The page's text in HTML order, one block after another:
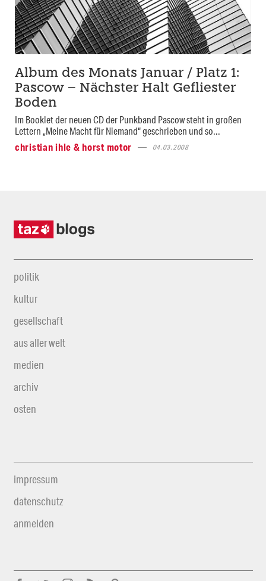
Album des Monats Januar / Platz 1:
Pascow – Nächster Halt Gefliester
Boden
Im Booklet der neuen CD der Punkband Pascow steht in großen
Lettern „Meine Macht für Niemand“ geschrieben und so...
christian ihle & horst motor
04.03.2008
politik
kultur
gesellschaft
aus aller welt
medien
archiv
osten
impressum
datenschutz
anmelden